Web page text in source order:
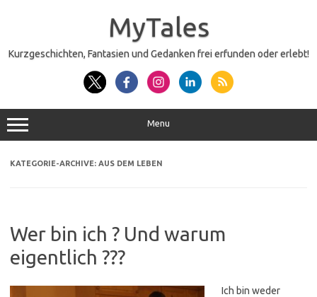
MyTales
Kurzgeschichten, Fantasien und Gedanken frei erfunden oder erlebt!
Menu
KATEGORIE-ARCHIVE: AUS DEM LEBEN
Wer bin ich ? Und warum
eigentlich ???
Ich bin weder